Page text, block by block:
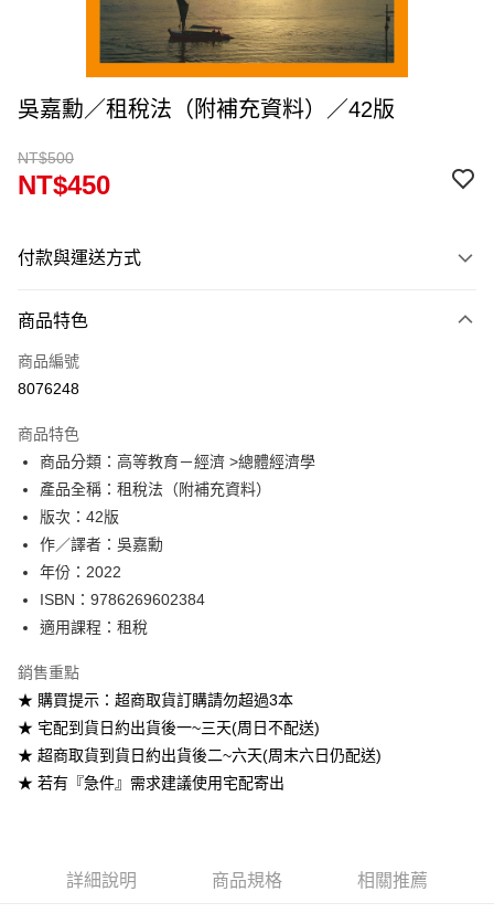
吳嘉勳／租稅法（附補充資料）／42版
NT$500
NT$450
付款與運送方式
信用卡一次付款
超商取貨付款
Google Pay
ATM付款
運送方式
每筆NT$60
7-11取貨付款
每筆NT$60
宅配-台灣本島
商品特色
商品編號
8076248
商品特色
商品分類：高等教育－經濟 >總體經濟學
產品全稱：租稅法（附補充資料）
版次：42版
作／譯者：吳嘉勳
年份：2022
ISBN：9786269602384
適用課程：租稅
銷售重點
★ 購買提示：超商取貨訂購請勿超過3本
★ 宅配到貨日約出貨後一~三天(周日不配送)
★ 超商取貨到貨日約出貨後二~六天(周末六日仍配送)
★ 若有『急件』需求建議使用宅配寄出
詳細說明 商品規格 相關推薦